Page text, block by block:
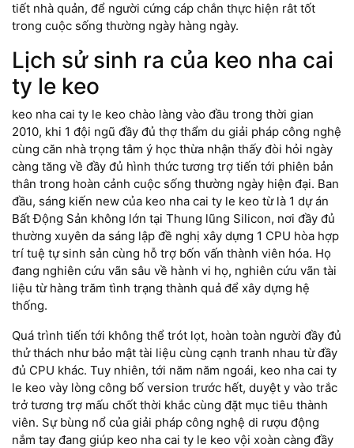
tiết nhà quản, để người cứng cáp chắn thực hiện rât tốt
trong cuộc sống thường ngày hàng ngày.
Lịch sử sinh ra của keo nha cai
ty le keo
keo nha cai ty le keo chào làng vào đầu trong thời gian
2010, khi 1 đội ngũ đầy đủ thợ thẩm du giải pháp công nghệ
cùng căn nhà trọng tâm ý học thừa nhận thấy đòi hỏi ngày
càng tăng về đầy đủ hình thức tương trợ tiến tới phiên bản
thân trong hoàn cảnh cuộc sống thường ngày hiện đại. Ban
đầu, sáng kiến new của keo nha cai ty le keo từ là 1 dự án
Bất Động Sản không lớn tại Thung lũng Silicon, nơi đầy đủ
thường xuyên da sáng lập đề nghị xây dựng 1 CPU hòa hợp
trí tuệ tự sinh sản cùng hỗ trợ bốn vấn thành viên hóa. Họ
đang nghiên cứu vãn sâu về hành vi họ, nghiên cứu vãn tài
liệu từ hàng trăm tình trạng thành quả để xây dựng hệ
thống.
Quá trình tiến tới không thể trót lọt, hoàn toàn người đầy đủ
thử thách như bảo mật tài liệu cùng cạnh tranh nhau từ đầy
đủ CPU khác. Tuy nhiên, tới năm năm ngoái, keo nha cai ty
le keo vày lòng công bố version trước hết, duyệt y vào trắc
trở tương trợ mấu chốt thời khắc cùng đặt mục tiêu thành
viên. Sự bùng nổ của giải pháp công nghệ di rượu động
nắm tay đang giúp keo nha cai ty le keo vội xoàn càng đầy